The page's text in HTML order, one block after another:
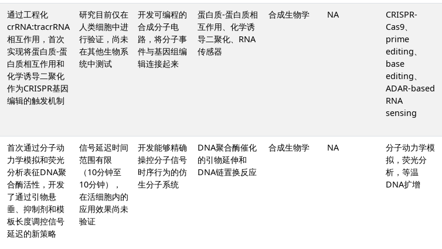
通过工程化
crRNA:tracrRNA
相互作用，首次
实现将蛋白质-蛋
白质相互作用和
化学诱导二聚化
作为CRISPR基因
编辑的触发机制
研究目前仅在
人类细胞中进
行验证，尚未
在其他生物系
统中测试
开发可编程的
合成分子电
路，将分子事
件与基因组编
辑连接起来
蛋白质-蛋白质相
互作用、化学诱
导二聚化、RNA
传感器
合成生物学 NA
CRISPR-
Cas9、
prime
editing、
base
editing、
ADAR-based
RNA
sensing
首次通过分子动
力学模拟和荧光
分析表征DNA聚
合酶活性，开发
了通过引物悬
垂、抑制剂和模
板长度调控信号
延迟的新策略
信号延迟时间
范围有限
（10分钟至
10分钟），
在活细胞内的
应用效果尚未
验证
开发能够精确
操控分子信号
时序行为的仿
生分子系统
DNA聚合酶催化
的引物延伸和
DNA链置换反应
合成生物学 NA
分子动力学模
拟，荧光分
析，等温
DNA扩增